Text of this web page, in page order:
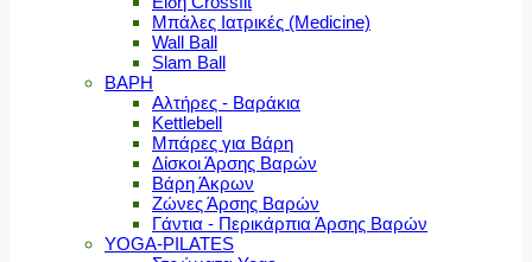
Μπάλες Ιατρικές (Medicine)
Wall Ball
Slam Ball
ΒΑΡΗ
Αλτήρες - Βαράκια
Kettlebell
Μπάρες για Βάρη
Δίσκοι Άρσης Βαρών
Βάρη Άκρων
Ζώνες Άρσης Βαρών
Γάντια - Περικάρπια Άρσης Βαρών
YOGA-PILATES